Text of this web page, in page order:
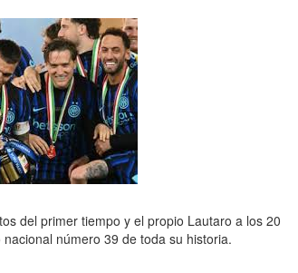
del primer tiempo y el propio Lautaro a los 20
número 39 de toda su historia.